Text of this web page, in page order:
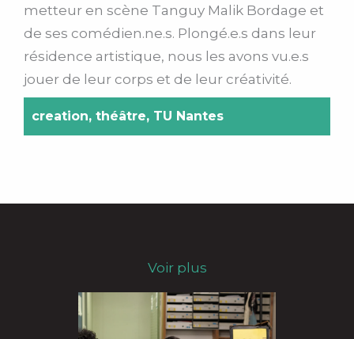
metteur en scène Tanguy Malik Bordage et
de ses comédien.ne.s. Plongé.e.s dans leur
résidence artistique, nous les avons vu.e.s
jouer de leur corps et de leur créativité.
creation, théâtre, TU Nantes
Voir plus